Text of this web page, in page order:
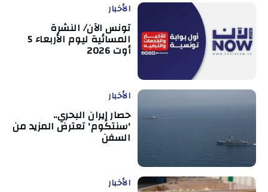
الأخبار
تونس الآن/ النشرة
المسائية ليوم الأربعاء 5
أوت 2026
الأخبار
حصار إيران البحري..
'سنتكوم' تعترض المزيد من
السفن
الأخبار